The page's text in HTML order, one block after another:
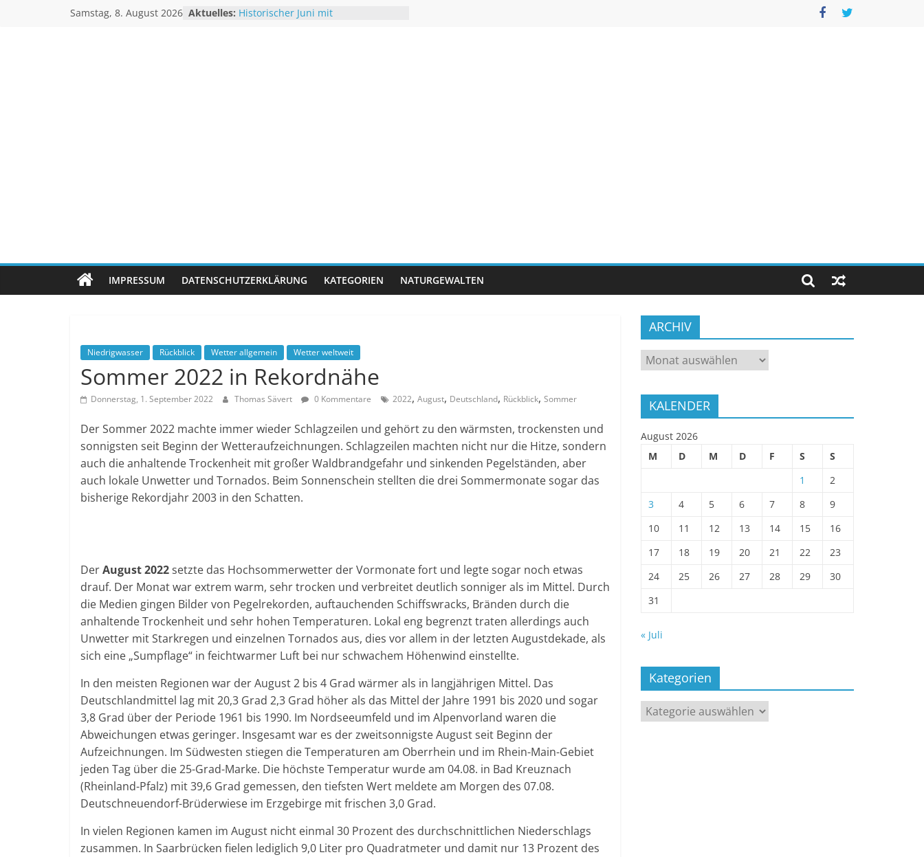
Samstag, 8. August 2026 Aktuelles: Historischer Juni mit
IMPRESSUM DATENSCHUTZERKLÄRUNG KATEGORIEN NATURGEWALTEN
Niedrigwasser Rückblick Wetter allgemein Wetter weltweit
Sommer 2022 in Rekordnähe
Donnerstag, 1. September 2022 Thomas Sävert 0 Kommentare 2022, August, Deutschland, Rückblick, Sommer
Der Sommer 2022 machte immer wieder Schlagzeilen und gehört zu den wärmsten, trockensten und
sonnigsten seit Beginn der Wetteraufzeichnungen. Schlagzeilen machten nicht nur die Hitze, sondern
auch die anhaltende Trockenheit mit großer Waldbrandgefahr und sinkenden Pegelständen, aber
auch lokale Unwetter und Tornados. Beim Sonnenschein stellten die drei Sommermonate sogar das
bisherige Rekordjahr 2003 in den Schatten.
DerAugust 2022setzte das Hochsommerwetter der Vormonate fort und legte sogar noch etwas
drauf. Der Monat war extrem warm, sehr trocken und verbreitet deutlich sonniger als im Mittel. Durch
die Medien gingen Bilder von Pegelrekorden, auftauchenden Schiffswracks, Bränden durch die
anhaltende Trockenheit und sehr hohen Temperaturen. Lokal eng begrenzt traten allerdings auch
Unwetter mit Starkregen und einzelnen Tornados aus, dies vor allem in der letzten Augustdekade, als
sich eine „Sumpflage“ in feichtwarmer Luft bei nur schwachem Höhenwind einstellte.
In den meisten Regionen war der August 2 bis 4 Grad wärmer als in langjährigen Mittel. Das
Deutschlandmittel lag mit 20,3 Grad 2,3 Grad höher als das Mittel der Jahre 1991 bis 2020 und sogar
3,8 Grad über der Periode 1961 bis 1990. Im Nordseeumfeld und im Alpenvorland waren die
Abweichungen etwas geringer. Insgesamt war es der zweitsonnigste August seit Beginn der
Aufzeichnungen. Im Südwesten stiegen die Temperaturen am Oberrhein und im Rhein-Main-Gebiet
jeden Tag über die 25-Grad-Marke. Die höchste Temperatur wurde am 04.08. in Bad Kreuznach
(Rheinland-Pfalz) mit 39,6 Grad gemessen, den tiefsten Wert meldete am Morgen des 07.08.
Deutschneuendorf-Brüderwiese im Erzgebirge mit frischen 3,0 Grad.
In vielen Regionen kamen im August nicht einmal 30 Prozent des durchschnittlichen Niederschlags
zusammen. In Saarbrücken fielen lediglich 9,0 Liter pro Quadratmeter und damit nur 13 Prozent des
ARCHIV
ARCHIV
KALENDER
August 2026
M
D M D F S
S
1
2
3
4 5 6 7 8
9
10
11 12 13 14 15
16
17
18 19 20 21 22
23
24
25 26 27 28 29
30
31
« Juli
Kategorien
Kategorien